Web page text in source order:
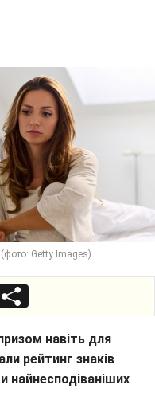
Getty Images)
навіть для
рейтинг знаків
найнесподіваніших